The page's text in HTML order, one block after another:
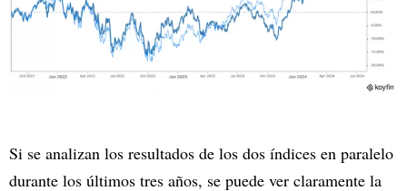
Si se analizan los resultados de los dos índices en paralelo
durante los últimos tres años, se puede ver claramente la